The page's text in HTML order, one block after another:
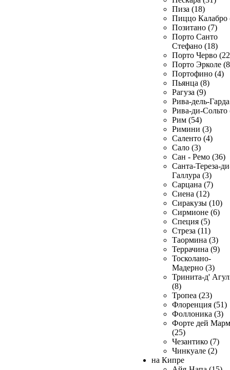
Пиза (18)
Пиццо Калабро
Позитано (7)
Порто Санто
Стефано (18)
Порто Черво
Порто Эрколе
Портофино (4)
Пьянца (8)
Рагуза (9)
Рива-дель-
Рива-ди-Сольто
Рим (54)
Римини (3)
Саленто (4)
Сало (3)
Сан - Ремо (36)
Санта-Тереза-
Галлура (3)
Сарцана (7)
Сиена (12)
Сиракузы (10)
Сирмионе (6)
Специя (5)
Стреза (11)
Таормина (3)
Террачина (9)
Тосколано-
Мадерно (3)
Тринита-д'
(8)
Тропеа (23)
Флоренция (51)
Фоллоника (3)
Форте дей
(25)
Чезантико (7)
Чинкуале (2)
на Кипре